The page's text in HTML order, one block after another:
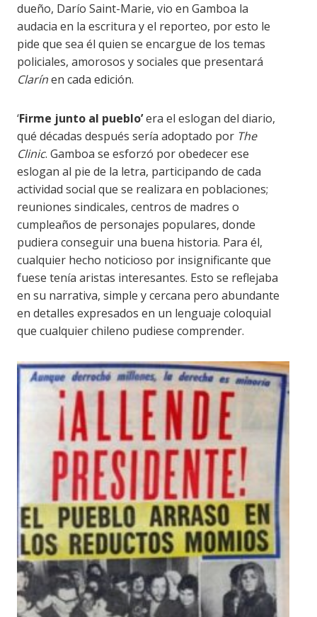
dueño, Darío Saint-Marie, vio en Gamboa la
audacia en la escritura y el reporteo, por esto le
pide que sea él quien se encargue de los temas
policiales, amorosos y sociales que presentará
Clarínen cada edición.
‘Firme junto al pueblo’era el eslogan del diario,
qué décadas después sería adoptado por The
Clinic. Gamboa se esforzó por obedecer ese
eslogan al pie de la letra, participando de cada
actividad social que se realizara en poblaciones;
reuniones sindicales, centros de madres o
cumpleaños de personajes populares, donde
pudiera conseguir una buena historia. Para él,
cualquier hecho noticioso por insignificante que
fuese tenía aristas interesantes. Esto se reflejaba
en su narrativa, simple y cercana pero abundante
en detalles expresados en un lenguaje coloquial
que cualquier chileno pudiese comprender.